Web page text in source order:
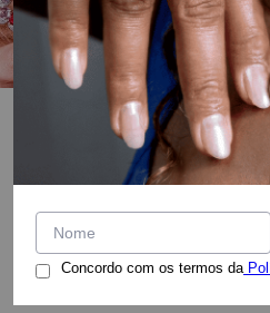
Concordo com os termos da